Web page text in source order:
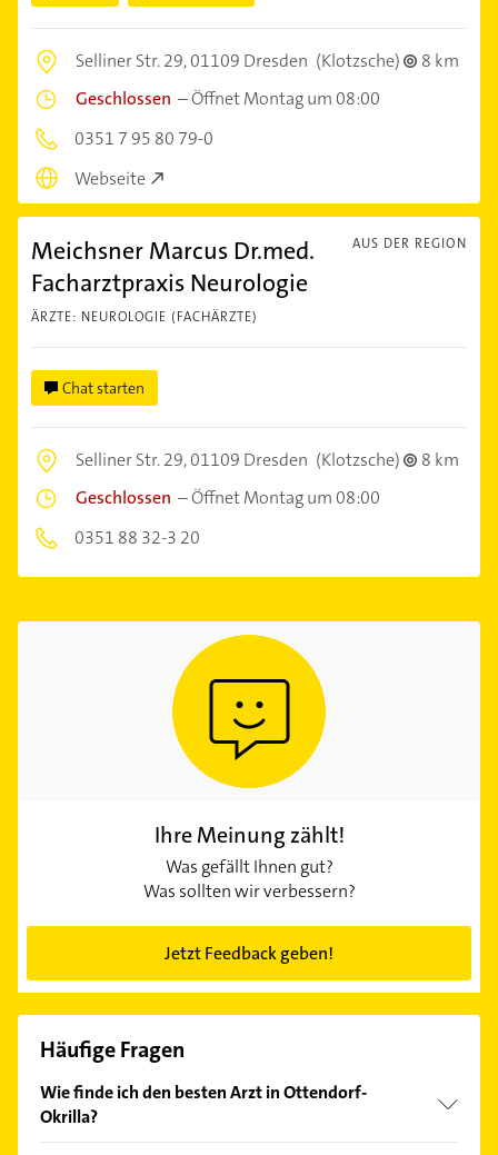
Selliner Str. 29,01109 Dresden (Klotzsche)
8 km
Geschlossen –Öffnet Montag um 08:00
0351 7 95 80 79-0
Webseite
AUS DER REGION
Meichsner Marcus Dr.med.
Facharztpraxis Neurologie
ÄRZTE: NEUROLOGIE (FACHÄRZTE)
Chat starten
Selliner Str. 29,01109 Dresden (Klotzsche)
8 km
Geschlossen –Öffnet Montag um 08:00
0351 88 32-3 20
Ihre Meinung zählt!
Was gefällt Ihnen gut?
Was sollten wir verbessern?
Jetzt Feedback geben!
Häufige Fragen
Wie finde ich den besten Arzt in Ottendorf-
Okrilla?